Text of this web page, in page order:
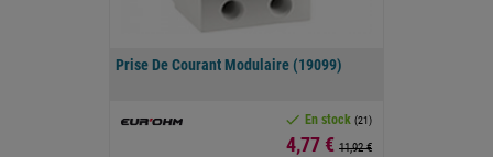
Prise De Courant Modulaire (19099)
 En stock (21)
Prix
4,77 € 11,92 €